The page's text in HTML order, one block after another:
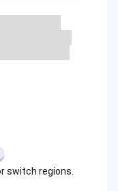
switch regions.